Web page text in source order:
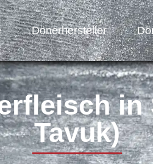
Dönerhersteller
in
Tavuk)